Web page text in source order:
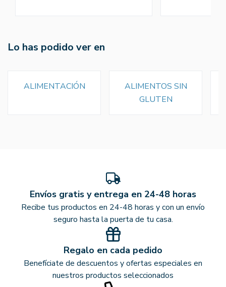
Lo has podido ver en
ALIMENTACIÓN
ALIMENTOS SIN
GLUTEN
Envíos gratis y entrega en 24-48 horas
Recibe tus productos en 24-48 horas y con un envío
seguro hasta la puerta de tu casa.
Regalo en cada pedido
Benefíciate de descuentos y ofertas especiales en
nuestros productos seleccionados